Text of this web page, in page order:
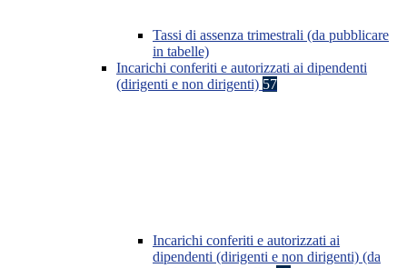
Tassi di assenza trimestrali (da pubblicare
in tabelle)
Incarichi conferiti e autorizzati ai dipendenti
(dirigenti e non dirigenti) 57
Incarichi conferiti e autorizzati ai
dipendenti (dirigenti e non dirigenti) (da